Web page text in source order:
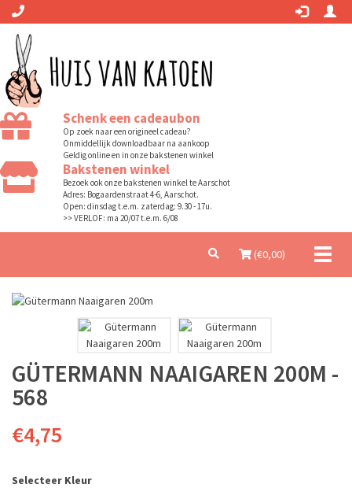
Schenk een cadeaubon
Op zoek naar een origineel cadeau?
Onmiddellijk downloadbaar na aankoop
Geldig online en in onze bakstenen winkel
Bakstenen winkel
Bezoek ook onze bakstenen winkel te Aarschot
Adres: Bogaardenstraat 4-6, Aarschot.
Open: dinsdag t.e.m. zaterdag: 9.30 - 17u.
>> VERLOF: ma 20/07 t.e.m. 6/08
(€0,00)
GÜTERMANN NAAIGAREN 200M -
568
€4,75
Selecteer Kleur